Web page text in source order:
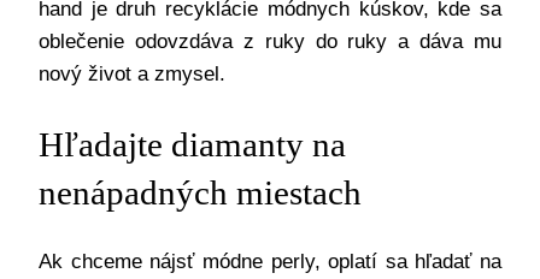
hand je druh recyklácie módnych kúskov, kde sa
oblečenie odovzdáva z ruky do ruky a dáva mu
nový život a zmysel.
Hľadajte diamanty na
nenápadných miestach
Ak chceme nájsť módne perly, oplatí sa hľadať na